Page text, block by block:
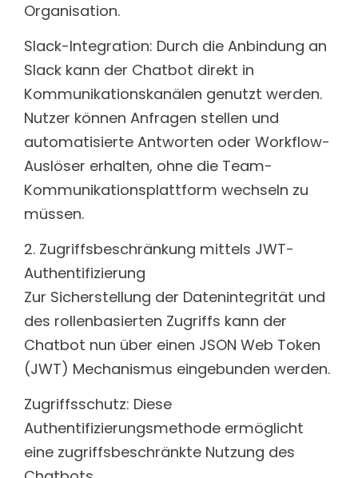
KW Voerde
Technische Umsetzung und KI Suche
Lufthansa Cargo
Lead Digitalagentur
Solarize
Entwicklung dreistufiges KI-Ökosystem
PROJEKTE SOZIALE ORGANISATIONEN
Auerbach Stiftung
Konzeption & technische Umsetzung
Medienratgeber
Dominikus Ringeisen Werk
EVIM
Umsetzung & Weiterentwicklung in TYPO3
Internationaler Bund
Webbetreuung als Full-Service Agentur
rauchfrei
Serverbetreuung und Sicherheit
Organisation.
Slack-Integration: Durch die Anbindung an
Slack kann der Chatbot direkt in
Kommunikationskanälen genutzt werden.
Nutzer können Anfragen stellen und
automatisierte Antworten oder Workflow-
Auslöser erhalten, ohne die Team-
Kommunikationsplattform wechseln zu
müssen.
2. Zugriffsbeschränkung mittels JWT-
Authentifizierung
Zur Sicherstellung der Datenintegrität und
des rollenbasierten Zugriffs kann der
Chatbot nun über einen JSON Web Token
(JWT) Mechanismus eingebunden werden.
Zugriffsschutz: Diese
Authentifizierungsmethode ermöglicht
eine zugriffsbeschränkte Nutzung des